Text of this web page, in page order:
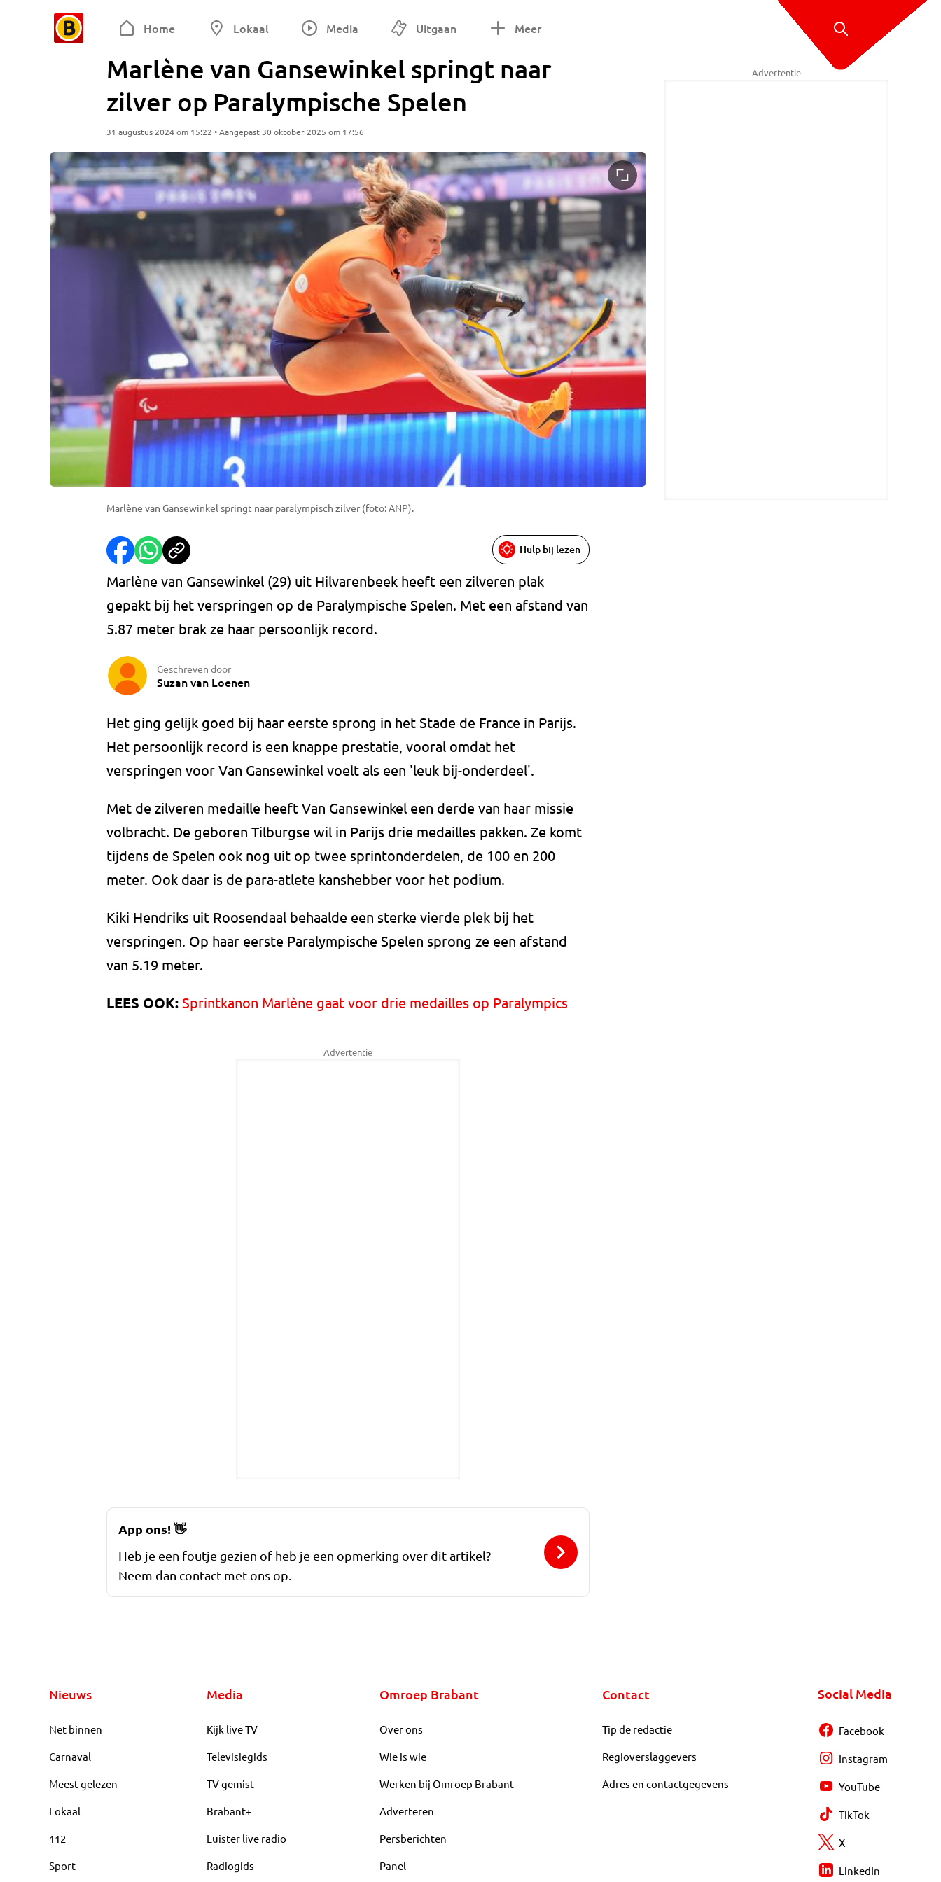
Home Lokaal Media Uitgaan Meer
Marlène van Gansewinkel springt naar
zilver op Paralympische Spelen
31 augustus 2024 om 15:22 • Aangepast 30 oktober 2025 om 17:56
Marlène van Gansewinkel springt naar paralympisch zilver (foto: ANP).
Hulp bij lezen
Marlène van Gansewinkel (29) uit Hilvarenbeek heeft een zilveren plak
gepakt bij het verspringen op de Paralympische Spelen. Met een afstand van
5.87 meter brak ze haar persoonlijk record.
Geschreven door
Suzan van Loenen
Het ging gelijk goed bij haar eerste sprong in het Stade de France in Parijs.
Het persoonlijk record is een knappe prestatie, vooral omdat het
verspringen voor Van Gansewinkel voelt als een 'leuk bij-onderdeel'.
Met de zilveren medaille heeft Van Gansewinkel een derde van haar missie
volbracht. De geboren Tilburgse wil in Parijs drie medailles pakken. Ze komt
tijdens de Spelen ook nog uit op twee sprintonderdelen, de 100 en 200
meter. Ook daar is de para-atlete kanshebber voor het podium.
Kiki Hendriks uit Roosendaal behaalde een sterke vierde plek bij het
verspringen. Op haar eerste Paralympische Spelen sprong ze een afstand
van 5.19 meter.
LEES OOK: Sprintkanon Marlène gaat voor drie medailles op Paralympics
Advertentie
Advertentie
App ons!👋
Heb je een foutje gezien of heb je een opmerking over dit artikel?
Neem dan contact met ons op.
Nieuws
Net binnen
Carnaval
Meest gelezen
Lokaal
112
Sport
Media
Kijk live TV
Televisiegids
TV gemist
Brabant+
Luister live radio
Radiogids
Omroep Brabant
Over ons
Wie is wie
Werken bij Omroep Brabant
Adverteren
Persberichten
Panel
Contact
Tip de redactie
Regioverslaggevers
Adres en contactgegevens
Social Media
Facebook
Instagram
YouTube
TikTok
X
LinkedIn